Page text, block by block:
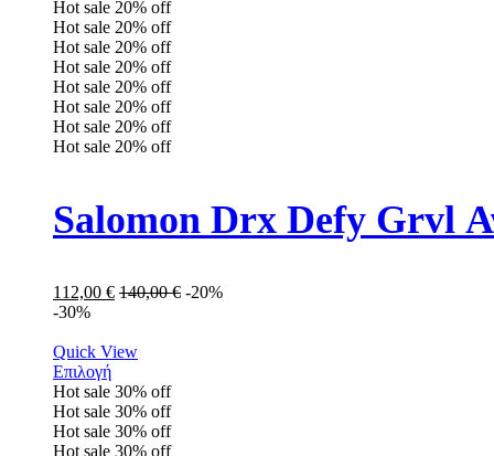
Hot sale 20% off
Hot sale 20% off
Hot sale 20% off
Hot sale 20% off
Hot sale 20% off
Hot sale 20% off
Hot sale 20% off
Hot sale 20% off
Salomon Drx Defy Grvl
112,00 € 140,00€ -20%
-30%
Quick View
Επιλογή
Hot sale 30% off
Hot sale 30% off
Hot sale 30% off
Hot sale 30% off